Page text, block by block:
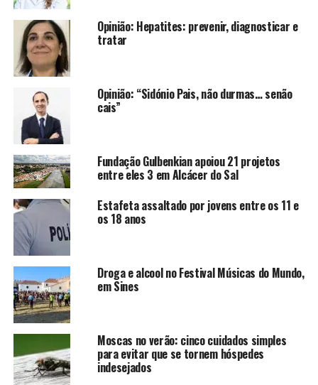
Opinião: Hepatites: prevenir, diagnosticar e
tratar
Opinião: “Sidónio Pais, não durmas… senão
cais”
Fundação Gulbenkian apoiou 21 projetos
entre eles 3 em Alcácer do Sal
Estafeta assaltado por jovens entre os 11 e
os 18 anos
Droga e alcool no Festival Músicas do Mundo,
em Sines
Moscas no verão: cinco cuidados simples
para evitar que se tornem hóspedes
indesejados